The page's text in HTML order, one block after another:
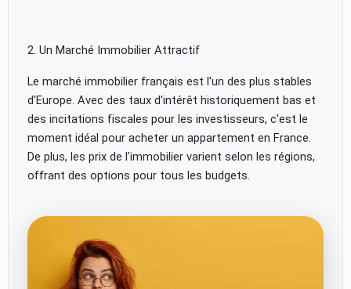
2. Un Marché Immobilier Attractif
Le marché immobilier français est l'un des plus stables
d'Europe. Avec des taux d'intérêt historiquement bas et
des incitations fiscales pour les investisseurs, c'est le
moment idéal pour acheter un appartement en France.
De plus, les prix de l'immobilier varient selon les régions,
offrant des options pour tous les budgets.